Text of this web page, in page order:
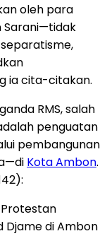
oleh para
Sarani—tidak
ia cita-citakan.
RMS, salah
penguatan
pembangunan
Kota Ambon.
Djame di Ambon